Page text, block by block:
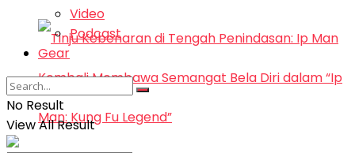
Video
Podcast
Gear
No Result
View All Result